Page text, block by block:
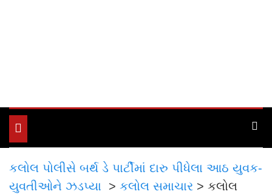
Toggle
navigation
કલોલ પોલીસે બર્થ ડે પાર્ટીમાં દારુ પીધેલા આઠ યુવક-
યુવતીઓને ઝડપ્યા
> કલોલ સમાચાર > કલોલ